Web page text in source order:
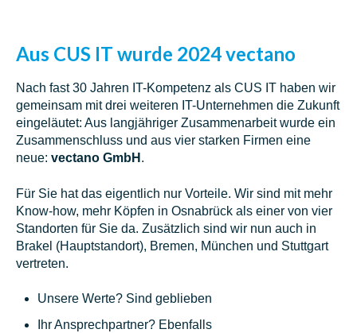
Aus CUS IT wurde 2024 vectano
Nach fast 30 Jahren IT-Kompetenz als CUS IT haben wir
gemeinsam mit drei weiteren IT-Unternehmen die Zukunft
eingeläutet: Aus langjähriger Zusammenarbeit wurde ein
Zusammenschluss und aus vier starken Firmen eine
neue: vectano GmbH .
Für Sie hat das eigentlich nur Vorteile. Wir sind mit mehr
Know-how, mehr Köpfen in Osnabrück als einer von vier
Standorten für Sie da. Zusätzlich sind wir nun auch in
Brakel (Hauptstandort), Bremen, München und Stuttgart
vertreten.
Unsere Werte? Sind geblieben
Ihr Ansprechpartner? Ebenfalls